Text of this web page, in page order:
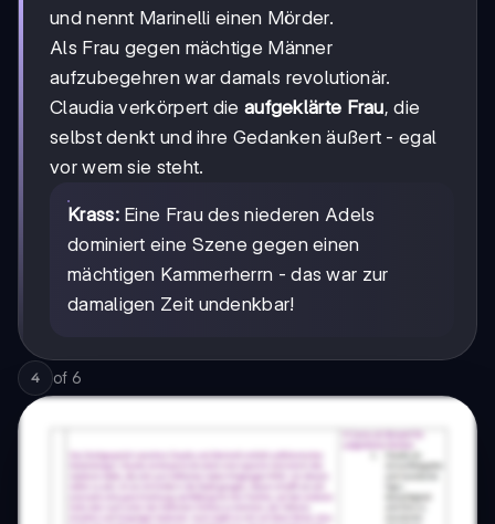
und nennt Marinelli einen Mörder.
Als Frau gegen mächtige Männer
aufzubegehren war damals revolutionär.
Claudia verkörpert die aufgeklärte Frau, die
selbst denkt und ihre Gedanken äußert - egal
vor wem sie steht.
Krass:Eine Frau des niederen Adels
dominiert eine Szene gegen einen
mächtigen Kammerherrn - das war zur
damaligen Zeit undenkbar!
4 of 6